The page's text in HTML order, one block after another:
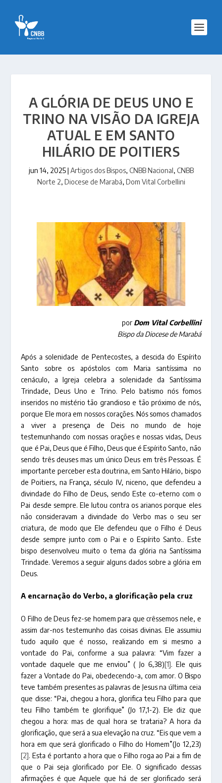
A GLÓRIA DE DEUS UNO E
TRINO NA VISÃO DA IGREJA
ATUAL E EM SANTO
HILÁRIO DE POITIERS
jun 14, 2025| Artigos dos Bispos, CNBB Nacional, CNBB
Norte 2, Diocese de Marabá, Dom Vital Corbellini
por Dom Vital Corbellini
Bispo da Diocese de Marabá
Após a solenidade de Pentecostes, a descida do Espírito
Santo sobre os apóstolos com Maria santíssima no
cenáculo, a Igreja celebra a solenidade da Santíssima
Trindade, Deus Uno e Trino. Pelo batismo nós fomos
inseridos no mistério tão grandioso e tão próximo de nós,
porque Ele mora em nossos corações. Nós somos chamados
a viver a presença de Deis no mundo de hoje
testemunhando com nossas orações e nossas vidas, Deus
que é Pai, Deus que é Filho, Deus que é Espírito Santo, não
sendo três deuses mas um único Deus em três Pessoas. É
importante perceber esta doutrina, em Santo Hilário, bispo
de Poitiers, na França, século IV, niceno, que defendeu a
divindade do Filho de Deus, sendo Este co-eterno com o
Pai desde sempre. Ele lutou contra os arianos porque eles
não consideravam a divindade do Verbo mas o seu ser
criatura, de modo que Ele defendeu que o Filho é Deus
desde sempre junto com o Pai e o Espírito Santo.. Este
bispo desenvolveu muito o tema da glória na Santíssima
Trindade. Veremos a seguir alguns dados sobre a glória em
Deus.
A encarnação do Verbo, a glorificação pela cruz
O Filho de Deus fez-se homem para que crêssemos nele, e
assim dar-nos testemunho das coisas divinas. Ele assumiu
tudo aquilo que é nosso, realizando em si mesmo a
vontade do Pai, conforme a sua palavra: “Vim fazer a
vontade daquele que me enviou” ( Jo 6,38)[1]. Ele quis
fazer a Vontade do Pai, obedecendo-a, com amor. O Bispo
teve também presentes as palavras de Jesus na última ceia
que disse: “Pai, chegou a hora, glorifica teu Filho para que
teu Filho também te glorifique” (Jo 17,1-2). Ele diz que
chegou a hora: mas de qual hora se trataria? A hora da
glorificação, que será a sua elevação na cruz. “Eis que vem a
hora em que será glorificado o Filho do Homem”(Jo 12,23)
[2]. Esta é portanto a hora que o Filho roga ao Pai a fim de
que o Pai seja glorificado por Ele. O significado dessas
afirmações é que Aquele que há de ser glorificado será